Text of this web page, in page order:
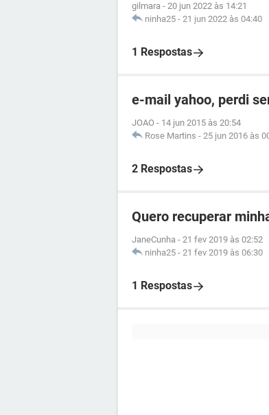
gilmara - 20 jun 2022 às 14:21
ninha25 - 21 jun 2022 às 04:40
1 Respostas
e-mail yahoo, perdi
JOAO - 14 jun 2015 às 20:54
Rose Martins - 25 jun 2016 às
2 Respostas
Quero recuperar
JaneCunha - 21 fev 2019 às 02:52
ninha25 - 21 fev 2019 às 06:30
1 Respostas